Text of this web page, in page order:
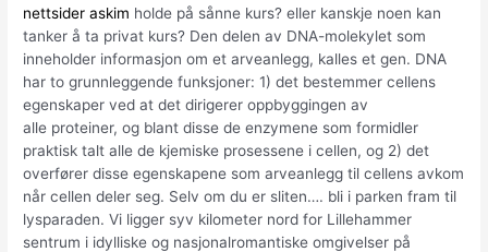
nettsider askim holde på sånne kurs? eller kanskje noen kan
tanker å ta privat kurs? Den delen av DNA-molekylet som
inneholder informasjon om et arveanlegg, kalles et gen. DNA
har to grunnleggende funksjoner: 1) det bestemmer cellens
egenskaper ved at det dirigerer oppbyggingen av
alle proteiner, og blant disse de enzymene som formidler
praktisk talt alle de kjemiske prosessene i cellen, og 2) det
overfører disse egenskapene som arveanlegg til cellens avkom
når cellen deler seg. Selv om du er sliten…. bli i parken fram til
lysparaden. Vi ligger syv kilometer nord for Lillehammer
sentrum i idylliske og nasjonalromantiske omgivelser på